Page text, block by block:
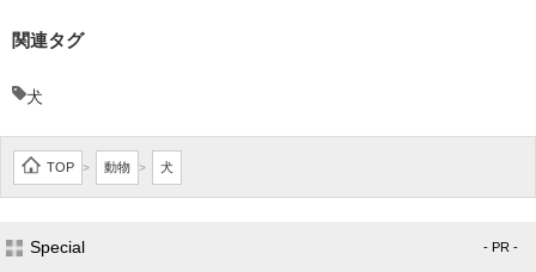
関連タグ
犬
TOP > 動物 > 犬
Special - PR -